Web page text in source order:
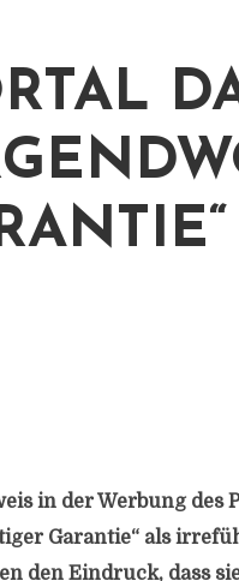
in der Werbung des
Garantie“ als
den Eindruck, dass